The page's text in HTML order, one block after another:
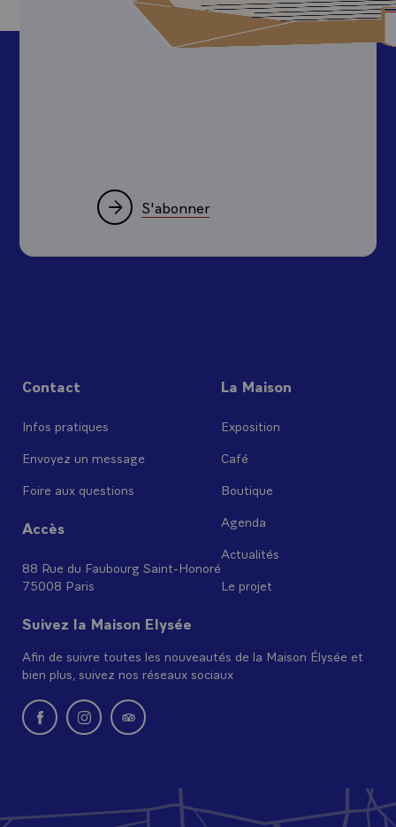
S'abonner
Contact
Infos pratiques
Envoyez un message
Foire aux questions
Accès
88 Rue du Faubourg Saint-Honoré
75008 Paris
La Maison
Exposition
Café
Boutique
Agenda
Actualités
Le projet
Suivez la Maison Elysée
Afin de suivre toutes les nouveautés de la Maison Élysée et
bien plus, suivez nos réseaux sociaux
Nouvelle fenêtre : rejoignez-nous sur Facebook
Nouvelle fenêtre : rejoignez-nous sur Instagram
Nouvelle fenêtre : retrouvez-nous sur